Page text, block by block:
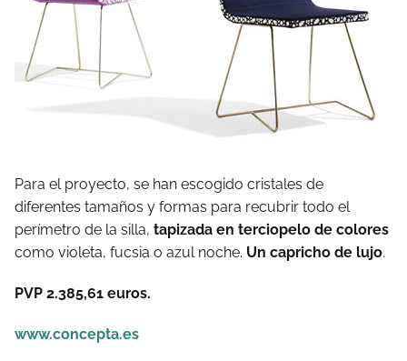
Para el proyecto, se han escogido cristales de
diferentes tamaños y formas para recubrir todo el
perímetro de la silla, tapizada en terciopelo de colores
como violeta, fucsia o azul noche. Un capricho de lujo.
PVP 2.385,61 euros.
www.concepta.es